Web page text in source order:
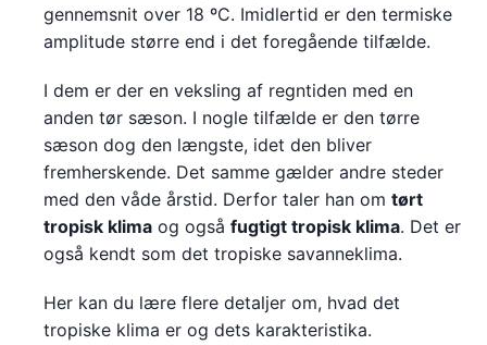
gennemsnit over 18 ºC. Imidlertid er den termiske
amplitude større end i det foregående tilfælde.
I dem er der en veksling af regntiden med en
anden tør sæson. I nogle tilfælde er den tørre
sæson dog den længste, idet den bliver
fremherskende. Det samme gælder andre steder
med den våde årstid. Derfor taler han om tørt
tropisk klima og også fugtigt tropisk klima. Det er
også kendt som det tropiske savanneklima.
Her kan du lære flere detaljer om, hvad det
tropiske klima er og dets karakteristika.